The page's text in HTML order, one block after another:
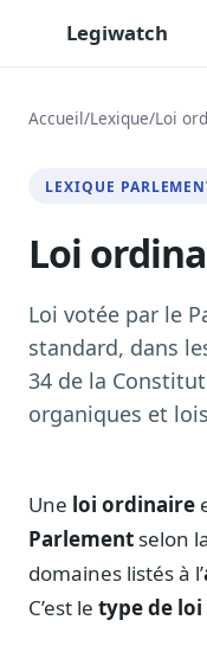
Legiwatch
Posez vos
Transcriptions IA
Toutes les séances
Synthèses IA
Résumés
Veille des
9 interviews
Exports &
Notes, briefings,
Fiches
Parcours,
Accueil/Lexique/Loi
LEXIQUE
Loi
Loi votée par le
standard, dans
34 de la
organiques et
Une loi ordinaire
Parlement selon
domaines listés à l’
C’est le type de